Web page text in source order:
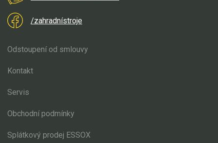
/zahradnístroje
Odstoupení od smlouvy
Kontakt
Servis
Obchodní podmínky
Splátkový prodej ESSOX